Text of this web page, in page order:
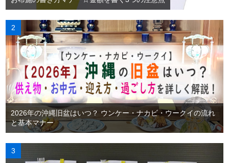
2026年の沖縄旧盆はいつ？ ウンケー・ナカビ・ウークイの流れ
と基本マナー